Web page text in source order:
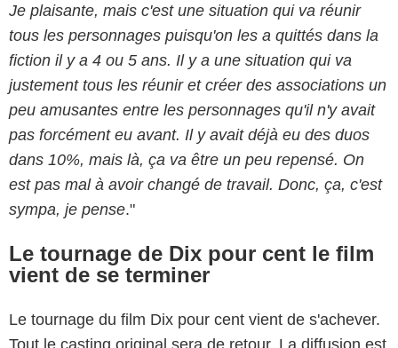
Je plaisante, mais c'est une situation qui va réunir
tous les personnages puisqu'on les a quittés dans la
fiction il y a 4 ou 5 ans. Il y a une situation qui va
justement tous les réunir et créer des associations un
peu amusantes entre les personnages qu'il n'y avait
pas forcément eu avant. Il y avait déjà eu des duos
dans 10%, mais là, ça va être un peu repensé. On
est pas mal à avoir changé de travail. Donc, ça, c'est
sympa, je pense."
Le tournage de Dix pour cent le film
vient de se terminer
Le tournage du film Dix pour cent vient de s'achever.
Tout le casting original sera de retour. La diffusion est